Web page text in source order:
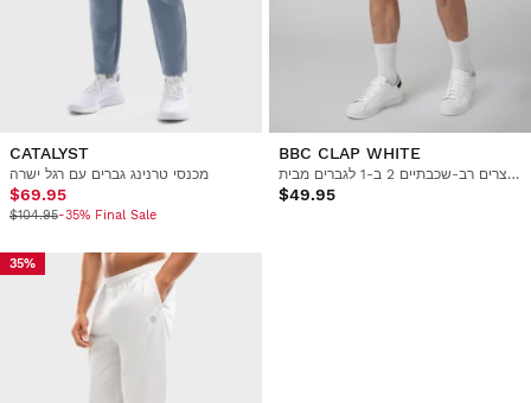
CATALYST
מכנסי טרנינג גברים עם רגל ישרה
$69.95
$104.95-35% Final Sale
BBC CLAP WHITE
מכנסיים קצרים רב-שכבתיים 2 ב-1 לגברים מבית Boombastic
$49.95
35%